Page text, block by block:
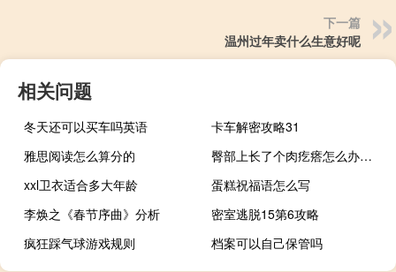
下一篇
温州过年卖什么生意好呢
相关问题
冬天还可以买车吗英语
卡车解密攻略31
雅思阅读怎么算分的
臀部上长了个肉疙瘩怎么办不疼不痒（臀部上长了个肉疙瘩怎么办）
xxl卫衣适合多大年龄
蛋糕祝福语怎么写
李焕之《春节序曲》分析
密室逃脱15第6攻略
疯狂踩气球游戏规则
档案可以自己保管吗